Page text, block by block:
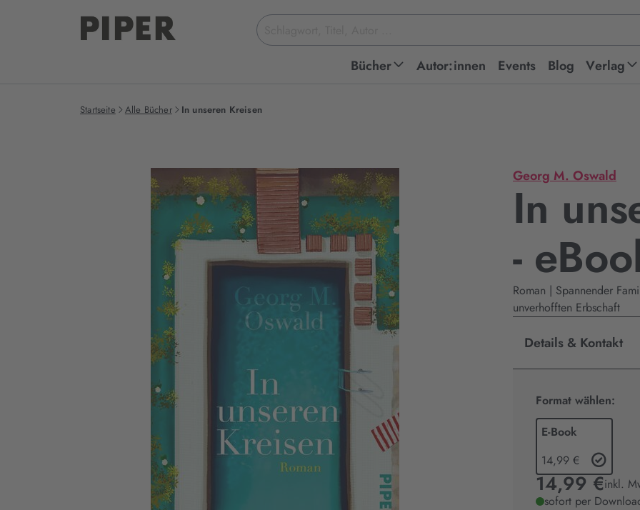
Suchbegriff
eingeben
Bücher Autor:innen Events Blog Verlag
Startseite Alle Bücher In unseren Kreisen
Georg M. Oswald
In
-
Roman | Spannender
unverhofften Erbschaft
Details & Kontakt
Format wählen:
E-Book
14,99 €
14,99 €inkl.
sofort per